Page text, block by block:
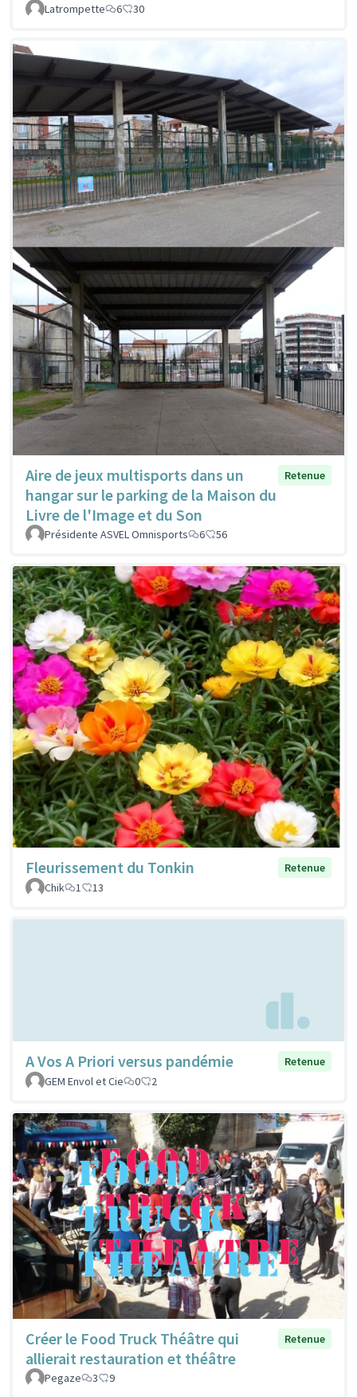
Latrompette
6 30
Aire de jeux multisports dans un
hangar sur le parking de la Maison du
Livre de l'Image et du Son
Retenue
Présidente ASVEL Omnisports 6 56
Fleurissement du Tonkin
Retenue
Chik
1 13
A Vos A Priori versus pandémie
Retenue
GEM Envol et Cie
0 2
Créer le Food Truck Théâtre qui
allierait restauration et théâtre
Retenue
Pegaze 3 9